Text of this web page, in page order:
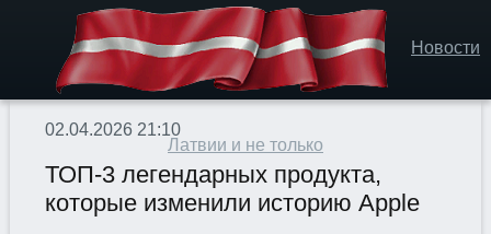
Новости
Латвии и не только
02.04.2026 21:10
ТОП-3 легендарных продукта,
которые изменили историю Apple